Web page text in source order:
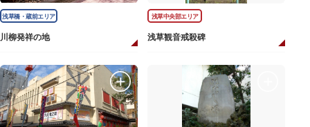
浅草橋・蔵前エリア
川柳発祥の地
浅草中央部エリア
浅草観音戒殺碑